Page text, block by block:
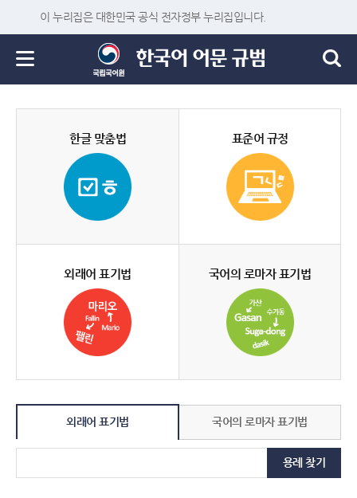
이 누리집은 대한민국 공식 전자정부 누리집입니다.
한글 맞춤법 표준어 규정
외래어 표기법 국어의 로마자 표기법
외래어 표기법 국어의 로마자 표기법
용례 찾기